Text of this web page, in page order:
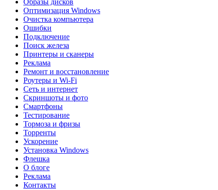
Образы дисков
Оптимизация Windows
Очистка компьютера
Ошибки
Подключение
Поиск железа
Принтеры и сканеры
Реклама
Ремонт и восстановление
Роутеры и Wi-Fi
Сеть и интернет
Скриншоты и фото
Смартфоны
Тестирование
Тормоза и фризы
Торренты
Ускорение
Установка Windows
Флешка
О блоге
Реклама
Контакты